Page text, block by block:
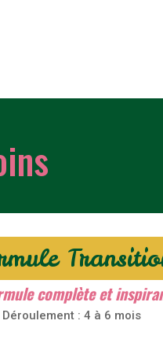
complète et
Déroulement : 4 à 6 mois